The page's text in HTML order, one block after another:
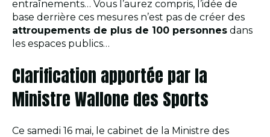
entraînements… Vous l’aurez compris, l’idée de
base derrière ces mesures n’est pas de créer des
attroupements de plus de 100 personnes dans
les espaces publics…
Clarification apportée par la
Ministre Wallone des Sports
Ce samedi 16 mai, le cabinet de la Ministre des